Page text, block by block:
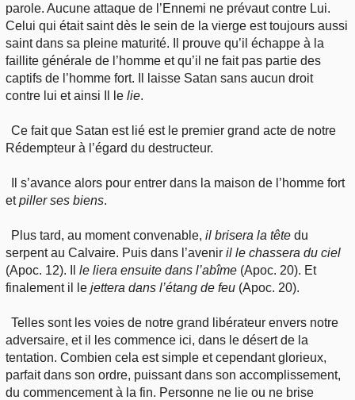
parole. Aucune attaque de l’Ennemi ne prévaut contre Lui.
Celui qui était saint dès le sein de la vierge est toujours aussi
saint dans sa pleine maturité. Il prouve qu’il échappe à la
faillite générale de l’homme et qu’il ne fait pas partie des
captifs de l’homme fort. Il laisse Satan sans aucun droit
contre lui et ainsi Il le lie.
Ce fait que Satan est lié est le premier grand acte de notre
Rédempteur à l’égard du destructeur.
Il s’avance alors pour entrer dans la maison de l’homme fort
etpiller ses biens.
Plus tard, au moment convenable,il brisera la tête du
serpent au Calvaire. Puis dans l’avenir il le chassera du ciel
(Apoc. 12). Il le liera ensuite dans l’abîme (Apoc. 20). Et
finalement il le jettera dans l’étang de feu (Apoc. 20).
Telles sont les voies de notre grand libérateur envers notre
adversaire, et il les commence ici, dans le désert de la
tentation. Combien cela est simple et cependant glorieux,
parfait dans son ordre, puissant dans son accomplissement,
du commencement à la fin. Personne ne lie ou ne brise